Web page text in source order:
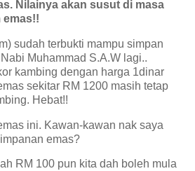
Nilainya akan susut di masa
emas!!
sudah terbukti mampu simpan
Muhammad S.A.W lagi..
kambing dengan harga 1dinar
sekitar RM 1200 masih tetap
Hebat!!
ini. Kawan-kawan nak saya
emas?
RM 100 pun kita dah boleh mula